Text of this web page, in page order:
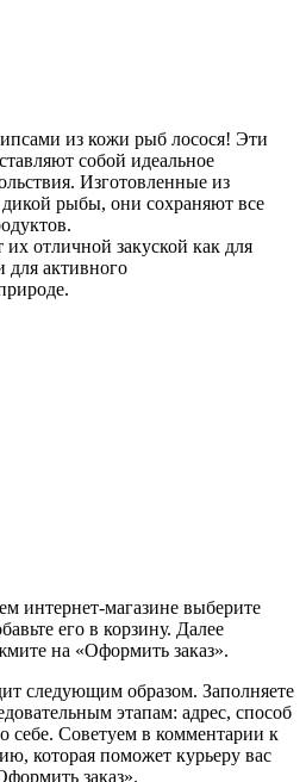
из кожи рыб лосося! Эти
собой идеальное
Изготовленные из
рыбы, они сохраняют все
их отличной закуской как для
для активного
интернет-магазине выберите
его в корзину. Далее
на «Оформить заказ».
следующим образом. Заполняете
этапам: адрес, способ
себе. Советуем в комментарии к
которая поможет курьеру вас
заказ».